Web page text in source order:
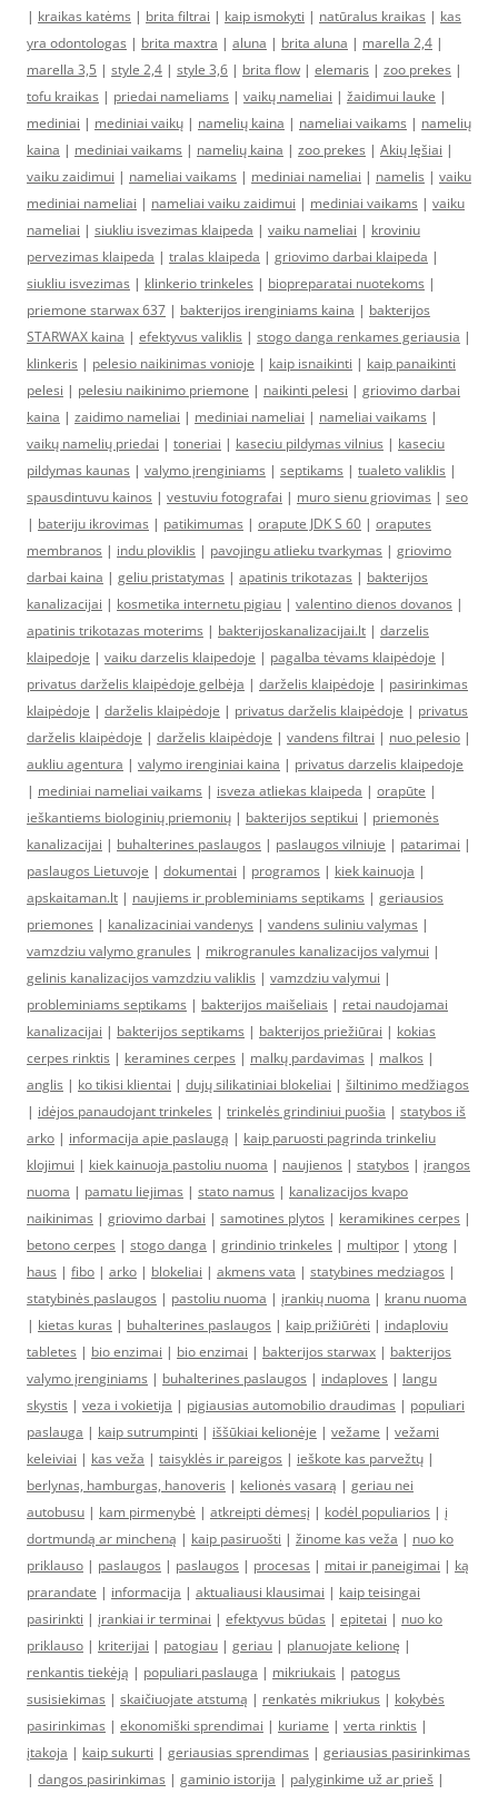
| kraikas katėms | brita filtrai | kaip ismokyti | natūralus kraikas | kas
yra odontologas | brita maxtra | aluna | brita aluna | marella 2,4 |
marella 3,5 | style 2,4 | style 3,6 | brita flow | elemaris | zoo prekes |
tofu kraikas | priedai nameliams | vaikų nameliai | žaidimui lauke |
mediniai | mediniai vaikų | namelių kaina | nameliai vaikams | namelių
kaina | mediniai vaikams | namelių kaina | zoo prekes | Akių lęšiai |
vaiku zaidimui | nameliai vaikams | mediniai nameliai | namelis | vaiku
mediniai nameliai | nameliai vaiku zaidimui | mediniai vaikams | vaiku
nameliai | siukliu isvezimas klaipeda | vaiku nameliai | kroviniu
pervezimas klaipeda | tralas klaipeda | griovimo darbai klaipeda |
siukliu isvezimas | klinkerio trinkeles | biopreparatai nuotekoms |
priemone starwax 637 | bakterijos irenginiams kaina | bakterijos
STARWAX kaina | efektyvus valiklis | stogo danga renkames geriausia |
klinkeris | pelesio naikinimas vonioje | kaip isnaikinti | kaip panaikinti
pelesi | pelesiu naikinimo priemone | naikinti pelesi | griovimo darbai
kaina | zaidimo nameliai | mediniai nameliai | nameliai vaikams |
vaikų namelių priedai | toneriai | kaseciu pildymas vilnius | kaseciu
pildymas kaunas | valymo įrenginiams | septikams | tualeto valiklis |
spausdintuvu kainos | vestuviu fotografai | muro sienu griovimas | seo
| bateriju ikrovimas | patikimumas | orapute JDK S 60 | oraputes
membranos | indu ploviklis | pavojingu atlieku tvarkymas | griovimo
darbai kaina | geliu pristatymas | apatinis trikotazas | bakterijos
kanalizacijai | kosmetika internetu pigiau | valentino dienos dovanos |
apatinis trikotazas moterims | bakterijoskanalizacijai.lt | darzelis
klaipedoje | vaiku darzelis klaipedoje | pagalba tėvams klaipėdoje |
privatus darželis klaipėdoje gelbėja | darželis klaipėdoje | pasirinkimas
klaipėdoje | darželis klaipėdoje | privatus darželis klaipėdoje | privatus
darželis klaipėdoje | darželis klaipėdoje | vandens filtrai | nuo pelesio |
aukliu agentura | valymo irenginiai kaina | privatus darzelis klaipedoje
| mediniai nameliai vaikams | isveza atliekas klaipeda | orapūte |
ieškantiems biologinių priemonių | bakterijos septikui | priemonės
kanalizacijai | buhalterines paslaugos | paslaugos vilniuje | patarimai |
paslaugos Lietuvoje | dokumentai | programos | kiek kainuoja |
apskaitaman.lt | naujiems ir probleminiams septikams | geriausios
priemones | kanalizaciniai vandenys | vandens suliniu valymas |
vamzdziu valymo granules | mikrogranules kanalizacijos valymui |
gelinis kanalizacijos vamzdziu valiklis | vamzdziu valymui |
probleminiams septikams | bakterijos maišeliais | retai naudojamai
kanalizacijai | bakterijos septikams | bakterijos priežiūrai | kokias
cerpes rinktis | keramines cerpes | malkų pardavimas | malkos |
anglis | ko tikisi klientai | dujų silikatiniai blokeliai | šiltinimo medžiagos
| idėjos panaudojant trinkeles | trinkelės grindiniui puošia | statybos iš
arko | informacija apie paslaugą | kaip paruosti pagrinda trinkeliu
klojimui | kiek kainuoja pastoliu nuoma | naujienos | statybos | įrangos
nuoma | pamatu liejimas | stato namus | kanalizacijos kvapo
naikinimas | griovimo darbai | samotines plytos | keramikines cerpes |
betono cerpes | stogo danga | grindinio trinkeles | multipor | ytong |
haus | fibo | arko | blokeliai | akmens vata | statybines medziagos |
statybinės paslaugos | pastoliu nuoma | įrankių nuoma | kranu nuoma
| kietas kuras | buhalterines paslaugos | kaip prižiūrėti | indaploviu
tabletes | bio enzimai | bio enzimai | bakterijos starwax | bakterijos
valymo įrenginiams | buhalterines paslaugos | indaploves | langu
skystis | veza i vokietija | pigiausias automobilio draudimas | populiari
paslauga | kaip sutrumpinti | iššūkiai kelionėje | vežame | vežami
keleiviai | kas veža | taisyklės ir pareigos | ieškote kas parvežtų |
berlynas, hamburgas, hanoveris | kelionės vasarą | geriau nei
autobusu | kam pirmenybė | atkreipti dėmesį | kodėl populiarios | į
dortmundą ar mincheną | kaip pasiruošti | žinome kas veža | nuo ko
priklauso | paslaugos | paslaugos | procesas | mitai ir paneigimai | ką
prarandate | informacija | aktualiausi klausimai | kaip teisingai
pasirinkti | įrankiai ir terminai | efektyvus būdas | epitetai | nuo ko
priklauso | kriterijai | patogiau | geriau | planuojate kelionę |
renkantis tiekėją | populiari paslauga | mikriukais | patogus
susisiekimas | skaičiuojate atstumą | renkatės mikriukus | kokybės
pasirinkimas | ekonomiški sprendimai | kuriame | verta rinktis |
įtakoja | kaip sukurti | geriausias sprendimas | geriausias pasirinkimas
| dangos pasirinkimas | gaminio istorija | palyginkime už ar prieš |